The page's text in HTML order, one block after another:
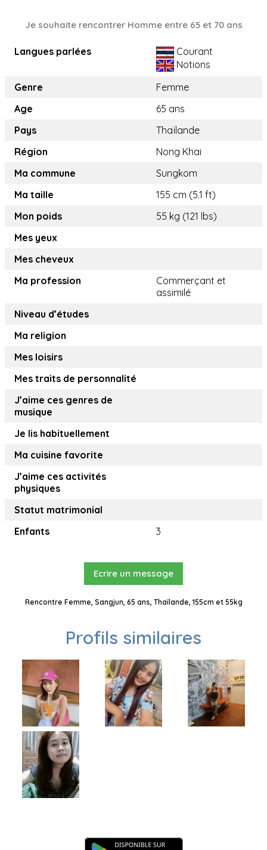
Je souhaite rencontrer Homme entre 65 et 70 ans
Langues parlées
Courant
Notions
Genre
Femme
Age
65 ans
Pays
Thaïlande
Région
Nong Khai
Ma commune
Sungkom
Ma taille
155 cm (5.1 ft)
Mon poids
55 kg (121 lbs)
Mes yeux
Mes cheveux
Ma profession
Commerçant et
assimilé
Niveau d’études
Ma religion
Mes loisirs
Mes traits de personnalité
J’aime ces genres de
musique
Je lis habituellement
Ma cuisine favorite
J’aime ces activités
physiques
Statut matrimonial
Enfants
3
Ecrire un message
Rencontre Femme, Sangjun, 65 ans, Thaïlande, 155cm et 55kg
Profils similaires